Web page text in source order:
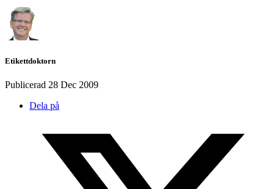
Etikettdoktorn
Publicerad 28 Dec 2009
Dela på